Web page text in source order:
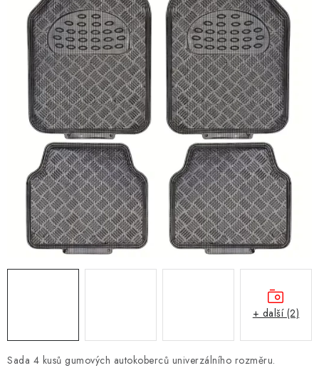
KANCELÁŘSKÉ POTŘEBY
Kontakty Doprava a platba
Český e-shop
Vrácení a reklamace
Odložené platby a splátky
Obchodní podmínky
Podmínky ochrany osobních údajů
Moje objednávka
Sada 4 kusů gumových autokoberců univerzálního rozměru.
+ další (2)